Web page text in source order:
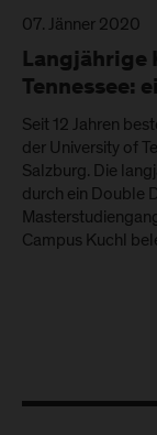
07. Jänner 2020
Langjährige
Tennessee:
Seit 12 Jahren
der University of
Salzburg. Die
durch ein Double
Campus Kuchl